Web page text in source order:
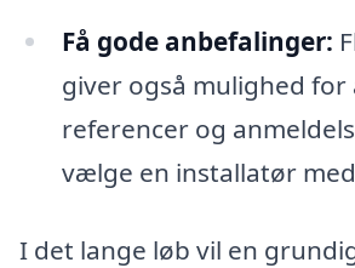
Få gode anbefalinger:
giver også mulighed
referencer og
vælge en installatør
I det lange løb vil en